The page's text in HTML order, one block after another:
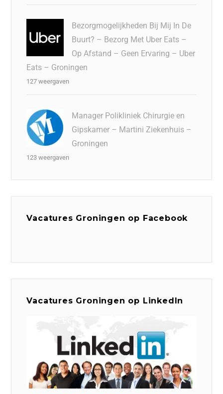
Bezorgmogelijkheden Bij Mij In De
Buurt? – Bezorg Met Uber Eats –
Op Afstand – Geen Ervaring – Uber
Eats – Groningen
127 weergaven
Manager Polikliniek Chirurgie en
Gipskamer – Martini Ziekenhuis –
Groningen
123 weergaven
Vacatures Groningen op Facebook
Vacatures Groningen op LinkedIn